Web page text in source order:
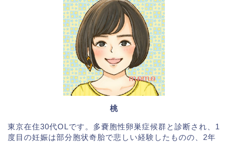
桃
東京在住30代OLです。多嚢胞性卵巣症候群と診断され、1
度目の妊娠は部分胞状奇胎で悲しい経験したものの、2年